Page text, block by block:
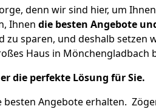
denn wir sind hier, um
Ihnen die besten Angebote
sparen, und deshalb setzen
Haus in Mönchengladbach
die perfekte Lösung für Sie.
besten Angebote erhalten.